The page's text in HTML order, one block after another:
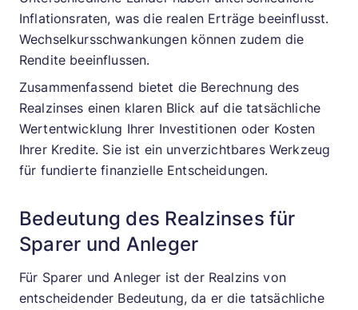
Inflationsraten, was die realen Erträge beeinflusst.
Wechselkursschwankungen können zudem die
Rendite beeinflussen.
Zusammenfassend bietet die Berechnung des
Realzinses einen klaren Blick auf die tatsächliche
Wertentwicklung Ihrer Investitionen oder Kosten
Ihrer Kredite. Sie ist ein unverzichtbares Werkzeug
für fundierte finanzielle Entscheidungen.
Bedeutung des Realzinses für
Sparer und Anleger
Für Sparer und Anleger ist der Realzins von
entscheidender Bedeutung, da er die tatsächliche